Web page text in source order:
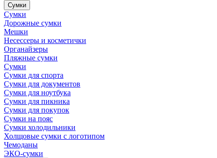
Сумки
Сумки
Дорожные сумки
Мешки
Несессеры и косметички
Органайзеры
Пляжные сумки
Сумки
Сумки для спорта
Сумки для документов
Сумки для ноутбука
Сумки для пикника
Сумки для покупок
Сумки на пояс
Сумки холодильники
Холщовые сумки с логотипом
Чемоданы
ЭКО-сумки